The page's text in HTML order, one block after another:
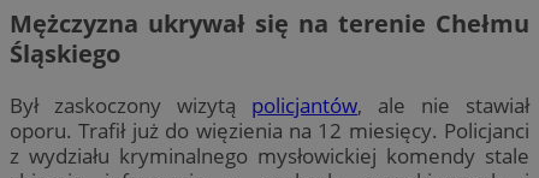
Mężczyzna ukrywał się na terenie Chełmu
Śląskiego
Był zaskoczony wizytą policjantów, ale nie stawiał
oporu. Trafił już do więzienia na 12 miesięcy. Policjanci
z wydziału kryminalnego mysłowickiej komendy stale